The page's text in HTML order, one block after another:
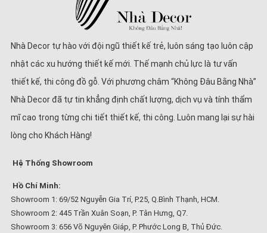
Nhà Decor tự hào với đội ngũ thiết kế trẻ, luôn sáng tạo luôn cập
nhật các xu hướng thiết kế mới. Thế mạnh chủ lực là tư vấn
thiết kế, thi công đồ gỗ. Với phương châm “Không Đâu Bằng Nhà”
Nhà Decor đã tự tin khẳng định chất lượng, dịch vụ và tính thẩm
mĩ cao trong từng chi tiết thiết kế, thi công. Luôn mang lại sự hài
lòng cho Khách Hàng!
Hệ Thống Showroom
Hồ Chí Minh:
Showroom 1: 69/52 Nguyễn Gia Trí, P.25, Q.Bình Thạnh, HCM.
Showroom 2: 445 Trần Xuân Soạn, P. Tân Hưng, Q7.
Showroom 3: 656 Võ Nguyên Giáp, P. Phước Long B, Thủ Đức.